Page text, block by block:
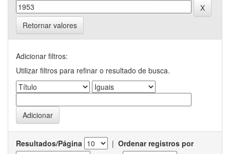
Retornar valores
Adicionar filtros:
Utilizar filtros para refinar o resultado de busca.
Resultados/Página | Ordenar registros por